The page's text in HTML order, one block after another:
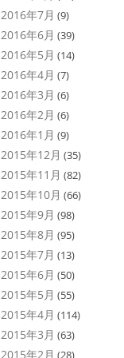
2016年7月 (9)
2016年6月 (39)
2016年5月 (14)
2016年4月 (7)
2016年3月 (6)
2016年2月 (6)
2016年1月 (9)
2015年12月 (35)
2015年11月 (82)
2015年10月 (66)
2015年9月 (98)
2015年8月 (95)
2015年7月 (13)
2015年6月 (50)
2015年5月 (55)
2015年4月 (114)
2015年3月 (63)
2015年2月 (28)